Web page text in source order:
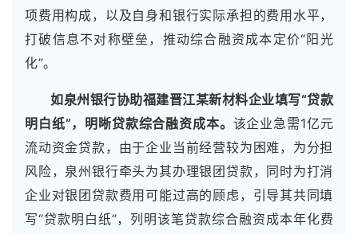
项费用构成，以及自身和银行实际承担的费用水平，
打破信息不对称壁垒，推动综合融资成本定价“阳光
化”。
如泉州银行协助福建晋江某新材料企业填写“贷款
明白纸”，明晰贷款综合融资成本。 该企业急需1亿元
流动资金贷款，由于企业当前经营较为困难，为分担
风险，泉州银行牵头为其办理银团贷款，同时为打消
企业对银团贷款费用可能过高的顾虑，引导其共同填
写“贷款明白纸”，列明该笔贷款综合融资成本年化费